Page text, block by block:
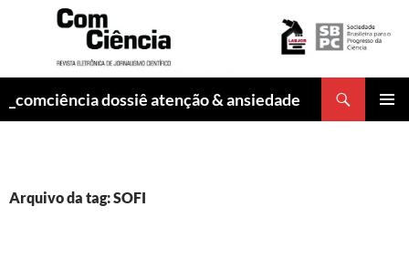
_comciência dossiê atenção & ansiedade
Arquivo da tag: SOFI